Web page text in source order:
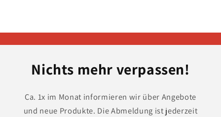
Nichts mehr verpassen!
Ca. 1x im Monat informieren wir über Angebote
und neue Produkte. Die Abmeldung ist jederzeit